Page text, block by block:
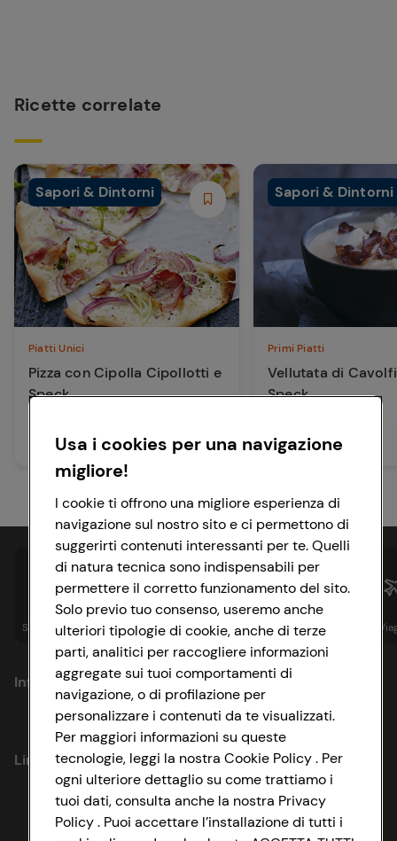
Ricette correlate
Sapori & Dintorni
Piatti Unici
Pizza con Cipolla Cipollotti e
Speck
85 min Facile
Sapori & Dintorni
Primi Piatti
Vellutata di
Speck
40 min Facile
Spesa online Assicurazioni Sapori& Istituzionale
Informazioni
Privacy Policy
Cookie Policy
Impostazioni Cookie
Link utili
Lavora con noi
Usa i cookies per una navigazione
migliore!
I cookie ti offrono una migliore esperienza di
navigazione sul nostro sito e ci permettono di
suggerirti contenuti interessanti per te. Quelli
di natura tecnica sono indispensabili per
permettere il corretto funzionamento del sito.
Solo previo tuo consenso, useremo anche
ulteriori tipologie di cookie, anche di terze
parti, analitici per raccogliere informazioni
aggregate sui tuoi comportamenti di
navigazione, o di profilazione per
personalizzare i contenuti da te visualizzati.
Per maggiori informazioni su queste
tecnologie, leggi la nostra Cookie Policy . Per
ogni ulteriore dettaglio su come trattiamo i
tuoi dati, consulta anche la nostra Privacy
Policy . Puoi accettare l’installazione di tutti i